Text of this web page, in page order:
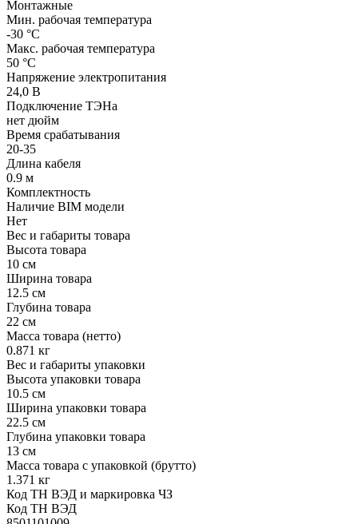
Монтажные
Мин. рабочая температура
-30 °С
Макс. рабочая температура
50 °С
Напряжение электропитания
24,0 В
Подключение ТЭНа
нет дюйм
Время срабатывания
20-35
Длина кабеля
0.9 м
Комплектность
Наличие BIM модели
Нет
Вес и габариты товара
Высота товара
10 см
Ширина товара
12.5 см
Глубина товара
22 см
Масса товара (нетто)
0.871 кг
Вес и габариты упаковки
Высота упаковки товара
10.5 см
Ширина упаковки товара
22.5 см
Глубина упаковки товара
13 см
Масса товара с упаковкой (брутто)
1.371 кг
Код ТН ВЭД и маркировка ЧЗ
Код ТН ВЭД